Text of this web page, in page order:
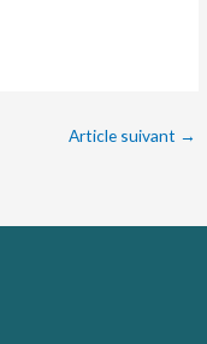
Article suivant →